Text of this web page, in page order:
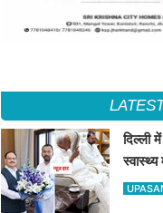
दिल्ली
स्वास्थ्य
हेल्थ